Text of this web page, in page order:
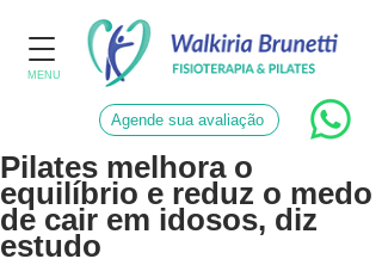
MENU
Agende sua avaliação
Pilates melhora o
equilíbrio e reduz o medo
de cair em idosos, diz
estudo